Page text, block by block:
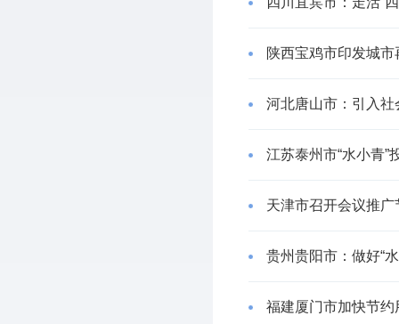
陕西宝鸡市印发城
河北唐山市：引入
江苏泰州市“水小青”
天津市召开会议推广
贵州贵阳市：做好“
福建厦门市加快节约